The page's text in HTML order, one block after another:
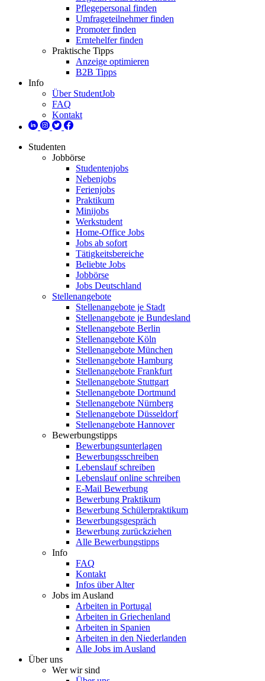
Pflegepersonal finden
Umfrageteilnehmer finden
Promoter finden
Erntehelfer finden
Praktische Tipps
Anzeige optimieren
B2B Tipps
Info
Über StudentJob
FAQ
Kontakt
Studenten
Jobbörse
Studentenjobs
Nebenjobs
Ferienjobs
Praktikum
Minijobs
Werkstudent
Home-Office Jobs
Jobs ab sofort
Tätigkeitsbereiche
Beliebte Jobs
Jobbörse
Jobs Deutschland
Stellenangebote
Stellenangebote je Stadt
Stellenangebote je Bundesland
Stellenangebote Berlin
Stellenangebote Köln
Stellenangebote München
Stellenangebote Hamburg
Stellenangebote Frankfurt
Stellenangebote Stuttgart
Stellenangebote Dortmund
Stellenangebote Nürnberg
Stellenangebote Düsseldorf
Stellenangebote Hannover
Bewerbungstipps
Bewerbungsunterlagen
Bewerbungsschreiben
Lebenslauf schreiben
Lebenslauf online schreiben
E-Mail Bewerbung
Bewerbung Praktikum
Bewerbung Schülerpraktikum
Bewerbungsgespräch
Bewerbung zurückziehen
Alle Bewerbungstipps
Info
FAQ
Kontakt
Infos über Alter
Jobs im Ausland
Arbeiten in Portugal
Arbeiten in Griechenland
Arbeiten in Spanien
Arbeiten in den Niederlanden
Alle Jobs im Ausland
Über uns
Wer wir sind